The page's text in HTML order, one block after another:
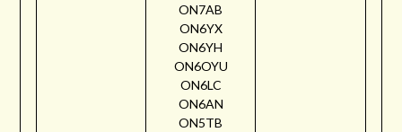
ON7AB
ON6YX
ON6YH
ON6OYU
ON6LC
ON6AN
ON5TB